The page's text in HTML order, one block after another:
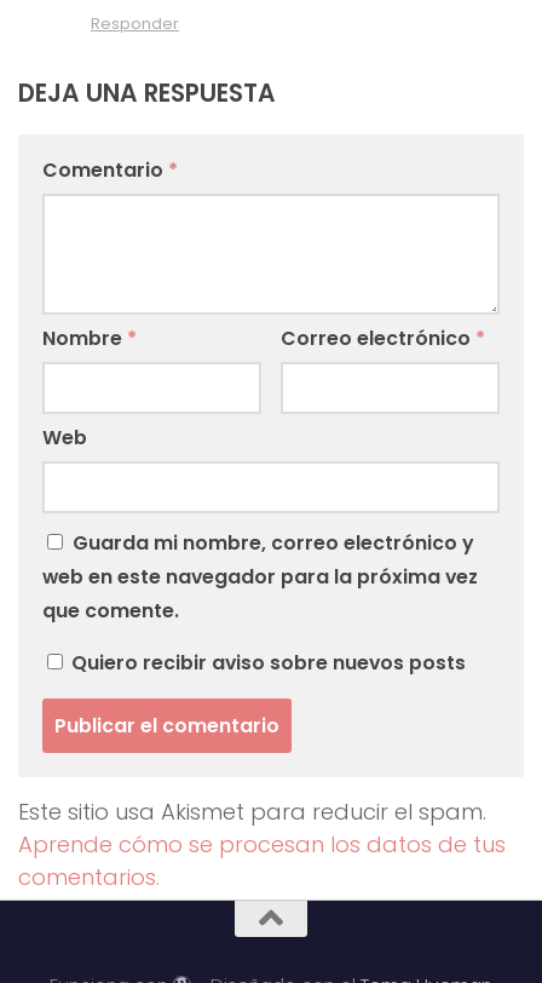
Responder
DEJA UNA RESPUESTA
Comentario *
Nombre * Correo electrónico *
Web
Guarda mi nombre, correo electrónico y
web en este navegador para la próxima vez
que comente.
Quiero recibir aviso sobre nuevos posts
Este sitio usa Akismet para reducir el spam.
Aprende cómo se procesan los datos de tus
comentarios.